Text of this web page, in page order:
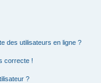
des utilisateurs en ligne ?
correcte !
?